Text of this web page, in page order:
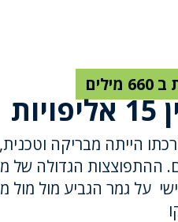
הייתה מבריקה
על גמר הגביע מול מול